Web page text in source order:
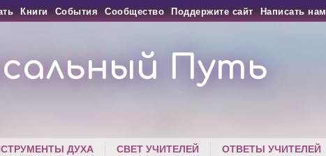
Книги События Сообщество Поддержите сайт Написать нам
Путь
ДУХА СВЕТ УЧИТЕЛЕЙ ОТВЕТЫ УЧИТЕЛЕЙ